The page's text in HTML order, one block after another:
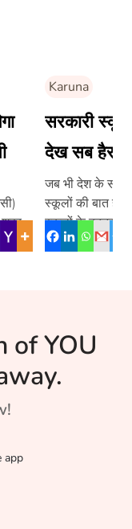
Karuna
सरकारी
देख सब हैरान
जब भी देश के
स्कूलों की बात
स्कूलों के बदतर
बारे में हर कोई […]
of YOU
app